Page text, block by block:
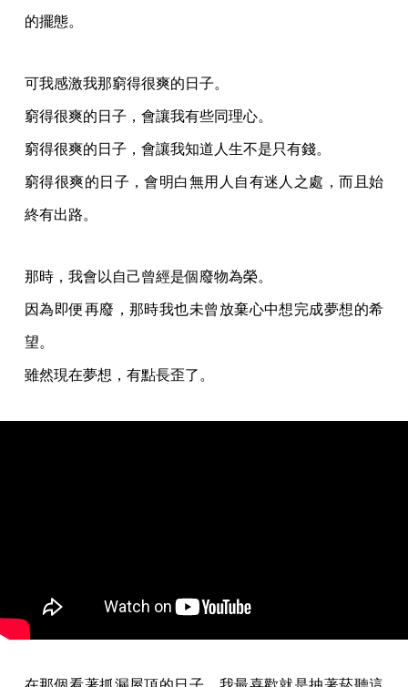
的擺態。
可我感激我那窮得很爽的日子。
窮得很爽的日子，會讓我有些同理心。
窮得很爽的日子，會讓我知道人生不是只有錢。
窮得很爽的日子，會明白無用人自有迷人之處，而且始
終有出路。
那時，我會以自己曾經是個廢物為榮。
因為即便再廢，那時我也未曾放棄心中想完成夢想的希
望。
雖然現在夢想，有點長歪了。